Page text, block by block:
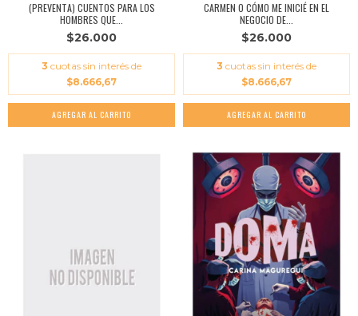
(PREVENTA) CUENTOS PARA LOS
HOMBRES QUE...
$26.000
3 cuotas sin interés de
$8.666,67
CARMEN O CÓMO ME INICIÉ EN EL
NEGOCIO DE...
$26.000
3 cuotas sin interés de
$8.666,67